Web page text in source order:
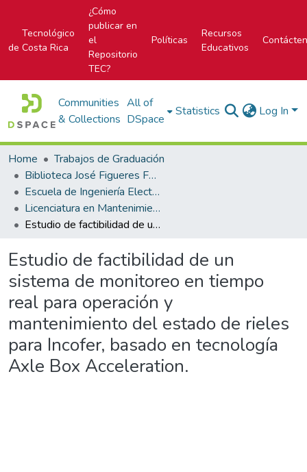
Tecnológico
de Costa Rica
¿Cómo
publicar en
el
Repositorio
TEC?
Políticas
Recursos
Educativos
Communities
& Collections
All of
DSpace
Statistics Log In
Home
Trabajos de Graduación
Biblioteca José Figueres Ferrer
Escuela de Ingeniería Electromecánica
Licenciatura en Mantenimiento Industrial
Estudio de factibilidad de un sistema de monitoreo en tiempo real para operación y mantenimiento del estado de rieles para Incofer, basado en tecnología Axle Box Acceleration.
Estudio de factibilidad de un
sistema de monitoreo en tiempo
real para operación y
mantenimiento del estado de rieles
para Incofer, basado en tecnología
Axle Box Acceleration.